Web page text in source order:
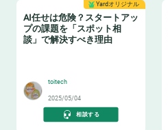
Yardオリジナル
AI任せは危険？スタートアッ
プの課題を「スポット相
談」で解決すべき理由
toitech
2025/05/04
相談する